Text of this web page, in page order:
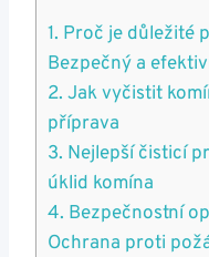
1. Proč je důležité
Bezpečný a
2. Jak vyčistit
příprava
3. Nejlepší čisticí
úklid komína
4. Bezpečnostní
Ochrana proti